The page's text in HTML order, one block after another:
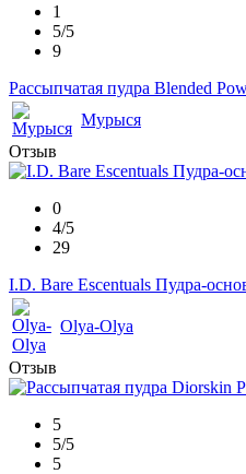
1
5/5
9
Рассыпчатая пудра Blended
Мурыся
Отзыв
0
4/5
29
I.D. Bare Escentuals Пудра-
Olya-Olya
Отзыв
5
5/5
5